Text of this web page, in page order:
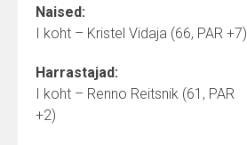
Naised:
I koht – Kristel Vidaja (66, PAR +7)
Harrastajad:
I koht – Renno Reitsnik (61, PAR
+2)